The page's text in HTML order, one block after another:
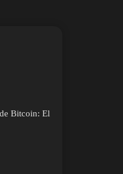
Bitcoin: El